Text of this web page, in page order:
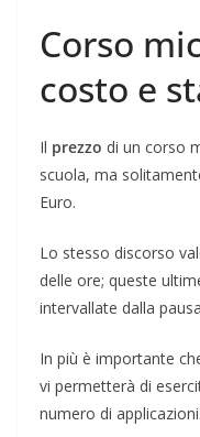
Corso
costo e
Il prezzo di un corso
scuola, ma
Euro.
Lo stesso discorso
delle ore; queste
intervallate dalla
In più è importante
vi permetterà di
numero di applicazioni.